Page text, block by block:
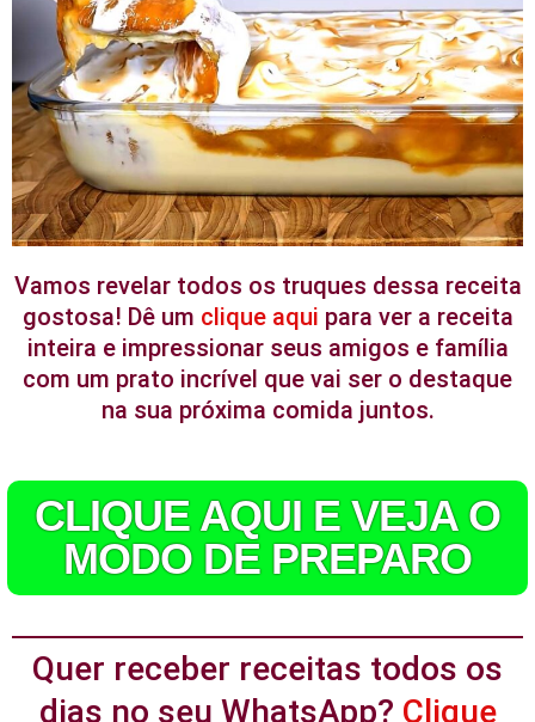
Vamos revelar todos os truques dessa receita
gostosa! Dê um clique aqui para ver a receita
inteira e impressionar seus amigos e família
com um prato incrível que vai ser o destaque
na sua próxima comida juntos.
CLIQUE AQUI E VEJA O
MODO DE PREPARO
Quer receber receitas todos os
dias no seu WhatsApp? Clique